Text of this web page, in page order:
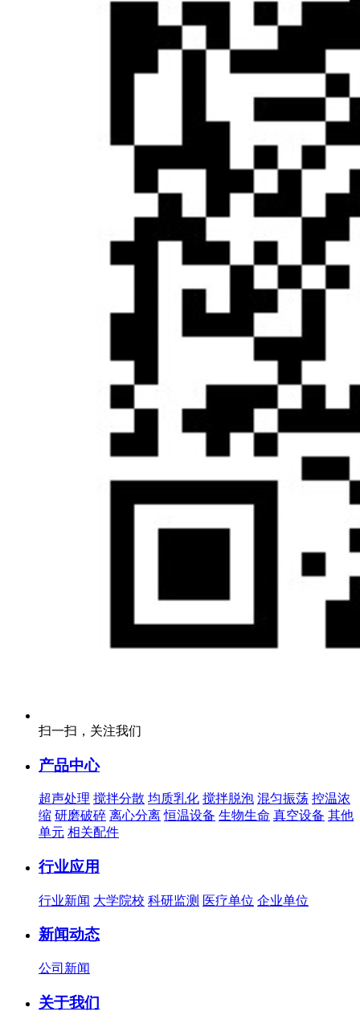
扫一扫，关注我们
产品中心
超声处理 搅拌分散 均质乳化 搅拌脱泡 混匀振荡 控温浓
缩 研磨破碎 离心分离 恒温设备 生物生命 真空设备 其他
单元 相关配件
行业应用
行业新闻 大学院校 科研监测 医疗单位 企业单位
新闻动态
公司新闻
关于我们